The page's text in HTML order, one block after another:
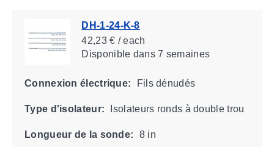
DH-1-24-K-8
42,23 € / each
Disponibledans 7 semaines
Connexion électrique: Fils dénudés
Type d'isolateur: Isolateurs ronds à double trou
Longueur de la sonde: 8 in